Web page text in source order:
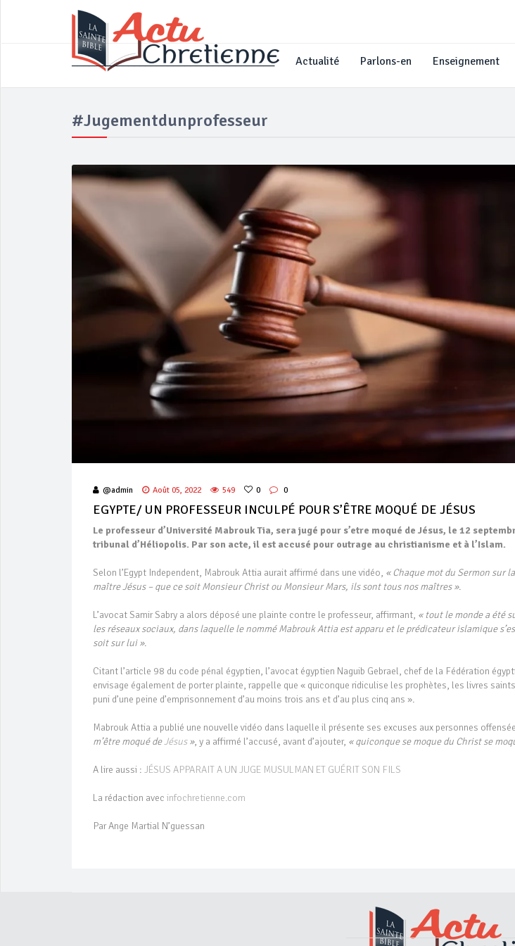
____________________________________ Actualité Parlons-en Enseignement
#jugementdunprofesseur
@admin Août 05, 2022 549 0 0
EGYPTE/ UN PROFESSEUR INCULPÉ POUR S’ÊTRE MOQUÉ DE JÉSUS
Le professeur d’Université Mabrouk Tia, sera jugé pour s’etre moqué de Jésus, le 12
tribunal d’Héliopolis. Par son acte, il est accusé pour outrage au christianisme et à l’Islam.
Selon l’Egypt Independent, Mabrouk Attia aurait affirmé dans une vidéo, « Chaque mot du Sermon sur
maître Jésus – que ce soit Monsieur Christ ou Monsieur Mars, ils sont tous nos maîtres ».
L’avocat Samir Sabry a alors déposé une plainte contre le professeur, affirmant, « tout le monde a été
les réseaux sociaux, dans laquelle le nommé Mabrouk Attia est apparu et le prédicateur islamique
soit sur lui ».
Citant l’article 98 du code pénal égyptien, l’avocat égyptien Naguib Gebrael, chef de la Fédération
envisage également de porter plainte, rappelle que « quiconque ridiculise les prophètes, les livres
puni d’une peine d’emprisonnement d’au moins trois ans et d’au plus cinq ans ».
Mabrouk Attia a publié une nouvelle vidéo dans laquelle il présente ses excuses aux personnes
m’être moqué deJésus», y a affirmé l’accusé, avant d’ajouter, « quiconque se moque du Christ se
A lire aussi : JÉSUS APPARAIT A UN JUGE MUSULMAN ET GUÉRIT SON FILS
La rédaction avec infochretienne.com
Par Ange Martial N’guessan